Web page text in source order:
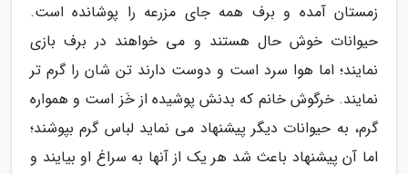
زمستان آمده و برف همه جای مزرعه را پوشانده است.
حیوانات خوش حال هستند و می خواهند در برف بازی
نمایند؛ اما هوا سرد است و دوست دارند تن شان را گرم تر
نمایند. خرگوش خانم که بدنش پوشیده از خَز است و همواره
گرم، به حیوانات دیگر پیشنهاد می نماید لباس گرم بپوشند؛
اما آن پیشنهاد باعث شد هر یک از آنها به سراغ او بیایند و